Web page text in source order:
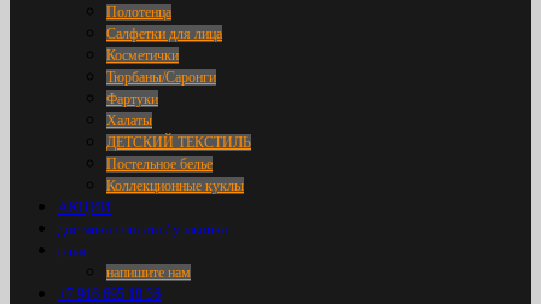
Полотенца
Салфетки для лица
Косметички
Тюрбаны/Саронги
Фартуки
Халаты
ДЕТСКИЙ ТЕКСТИЛЬ
Постельное белье
Коллекционные куклы
АКЦИИ
доставка / оплата / упаковка
о нас
напишите нам
+7 916 695 18 36